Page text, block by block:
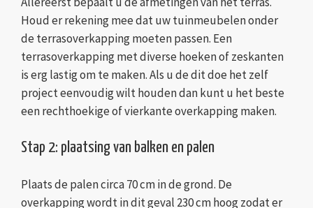
Houd er rekening mee dat uw tuinmeubelen onder
de terrasoverkapping moeten passen. Een
terrasoverkapping met diverse hoeken of zeskanten
is erg lastig om te maken. Als u de dit doe het zelf
project eenvoudig wilt houden dan kunt u het beste
een rechthoekige of vierkante overkapping maken.
Stap 2: plaatsing van balken en palen
Plaats de palen circa 70 cm in de grond. De
overkapping wordt in dit geval 230 cm hoog zodat er